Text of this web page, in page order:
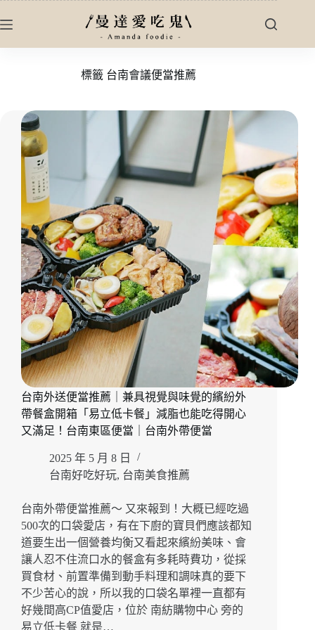
至
標籤 台南會議便當推薦
台南外送便當推薦｜兼具視覺與味覺的繽紛外
帶餐盒開箱「易立低卡餐」減脂也能吃得開心
又滿足！台南東區便當｜台南外帶便當
2025 年 5 月 8 日
台南好吃好玩, 台南美食推薦
台南外帶便當推薦～ 又來報到！大概已經吃過
500次的口袋愛店，有在下廚的寶貝們應該都知
道要生出一個營養均衡又看起來繽紛美味、會
讓人忍不住流口水的餐盒有多耗時費功，從採
買食材、前置準備到動手料理和調味真的要下
不少苦心的說，所以我的口袋名單裡一直都有
好幾間高CP值愛店，位於 南紡購物中心 旁的
易立低卡餐 就是…